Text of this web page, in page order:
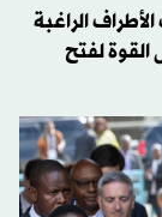
الراغبة
لفتح